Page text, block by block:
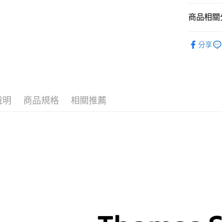
商品相關
分享
明 商品規格 相關推薦